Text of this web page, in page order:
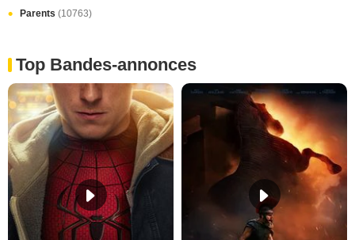
Parents (10763)
Top Bandes-annonces